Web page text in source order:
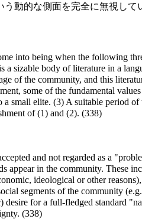
う動的な側面を完全に無視し
into being when the following
a sizable body of literature in a
of the community, and this
some of the fundamental
small elite. (3) A suitable period of
of (1) and (2). (338)
and not regarded as a
appear in the community. These
ideological or other
segments of the community
desire for a full-fledged standard
(338)